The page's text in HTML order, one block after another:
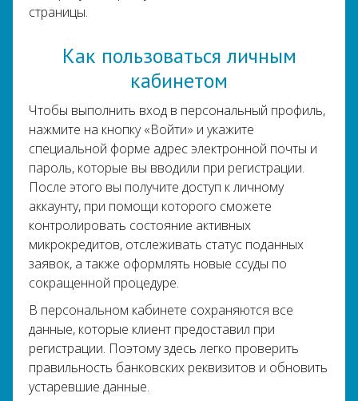
страницы.
Как пользоваться личным
кабинетом
Чтобы выполнить вход в персональный профиль,
нажмите на кнопку «Войти» и укажите
специальной форме адрес электронной почты и
пароль, которые вы вводили при регистрации.
После этого вы получите доступ к личному
аккаунту, при помощи которого сможете
контролировать состояние активных
микрокредитов, отслеживать статус поданных
заявок, а также оформлять новые ссуды по
сокращенной процедуре.
В персональном кабинете сохраняются все
данные, которые клиент предоставил при
регистрации. Поэтому здесь легко проверить
правильность банковских реквизитов и обновить
устаревшие данные.